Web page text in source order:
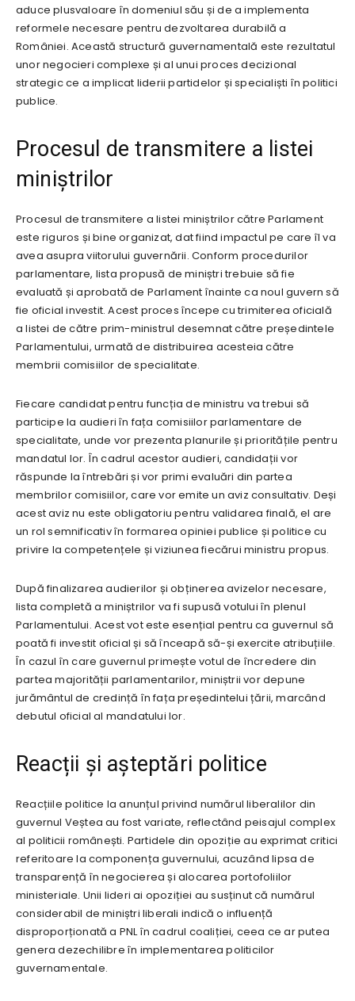
aduce plusvaloare în domeniul său și de a implementa
reformele necesare pentru dezvoltarea durabilă a
României. Această structură guvernamentală este rezultatul
unor negocieri complexe și al unui proces decizional
strategic ce a implicat liderii partidelor și specialiști în politici
publice.
Procesul de transmitere a listei
miniștrilor
Procesul de transmitere a listei miniștrilor către Parlament
este riguros și bine organizat, dat fiind impactul pe care îl va
avea asupra viitorului guvernării. Conform procedurilor
parlamentare, lista propusă de miniștri trebuie să fie
evaluată și aprobată de Parlament înainte ca noul guvern să
fie oficial investit. Acest proces începe cu trimiterea oficială
a listei de către prim-ministrul desemnat către președintele
Parlamentului, urmată de distribuirea acesteia către
membrii comisiilor de specialitate.
Fiecare candidat pentru funcția de ministru va trebui să
participe la audieri în fața comisiilor parlamentare de
specialitate, unde vor prezenta planurile și prioritățile pentru
mandatul lor. În cadrul acestor audieri, candidații vor
răspunde la întrebări și vor primi evaluări din partea
membrilor comisiilor, care vor emite un aviz consultativ. Deși
acest aviz nu este obligatoriu pentru validarea finală, el are
un rol semnificativ în formarea opiniei publice și politice cu
privire la competențele și viziunea fiecărui ministru propus.
După finalizarea audierilor și obținerea avizelor necesare,
lista completă a miniștrilor va fi supusă votului în plenul
Parlamentului. Acest vot este esențial pentru ca guvernul să
poată fi investit oficial și să înceapă să-și exercite atribuțiile.
În cazul în care guvernul primește votul de încredere din
partea majorității parlamentarilor, miniștrii vor depune
jurământul de credință în fața președintelui țării, marcând
debutul oficial al mandatului lor.
Reacții și așteptări politice
Reacțiile politice la anunțul privind numărul liberalilor din
guvernul Veștea au fost variate, reflectând peisajul complex
al politicii românești. Partidele din opoziție au exprimat critici
referitoare la componența guvernului, acuzând lipsa de
transparență în negocierea și alocarea portofoliilor
ministeriale. Unii lideri ai opoziției au susținut că numărul
considerabil de miniștri liberali indică o influență
disproporționată a PNL în cadrul coaliției, ceea ce ar putea
genera dezechilibre în implementarea politicilor
guvernamentale.